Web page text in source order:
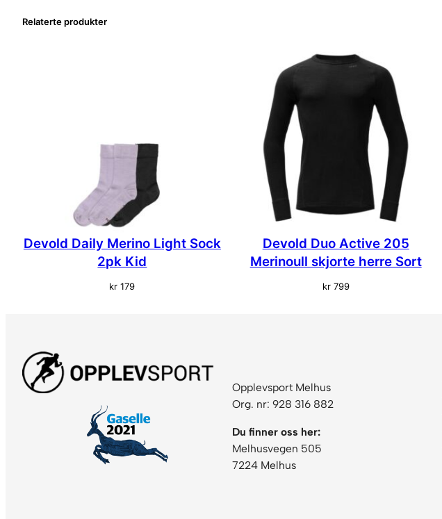
n
o
g
l
Relaterte produkter
Devold Daily Merino Light Sock
2pk Kid
kr 179
Devold Duo Active 205
Merinoull skjorte herre Sort
kr799
Opplevsport Melhus
Org. nr: 928 316 882
Du finner oss her:
Melhusvegen 505
7224 Melhus